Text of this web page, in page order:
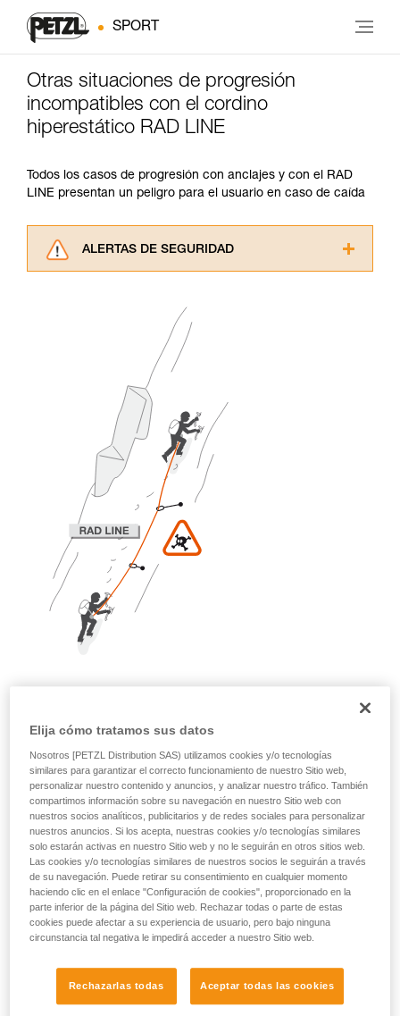
SPORT
Otras situaciones de progresión
incompatibles con el cordino
hiperestático RAD LINE
Todos los casos de progresión con anclajes y con el RAD
LINE presentan un peligro para el usuario en caso de caída
ALERTAS DE SEGURIDAD
consultarlo. Usted debe comprender la
información de la ficha técnica para poder
comprender este complemento informativo.
Dominar estas técnicas requiere una formación
y un entrenamiento específico. Confirme a
través de un profesional su capacidad para
ejecutar estas técnicas, solo y con total
seguridad, antes de ejecutarlas de forma
autónoma.
Damos ejemplos de técnicas relacionadas con
su actividad. Pueden existir otras que no
describimos aquí.
En caso de caída del primero o de caída
del segundo, riesgo de fuerza de choque
demasiado elevada.
Elija cómo tratamos sus datos
Nosotros [PETZL Distribution SAS) utilizamos cookies y/o tecnologías
similares para garantizar el correcto funcionamiento de nuestro Sitio web,
personalizar nuestro contenido y anuncios, y analizar nuestro tráfico. También
compartimos información sobre su navegación en nuestro Sitio web con
nuestros socios analíticos, publicitarios y de redes sociales para personalizar
nuestros anuncios. Si los acepta, nuestras cookies y/o tecnologías similares
solo estarán activas en nuestro Sitio web y no le seguirán en otros sitios web.
Las cookies y/o tecnologías similares de nuestros socios le seguirán a través
de su navegación. Puede retirar su consentimiento en cualquier momento
haciendo clic en el enlace "Configuración de cookies", proporcionado en la
parte inferior de la página del Sitio web. Rechazar todas o parte de estas
cookies puede afectar a su experiencia de usuario, pero bajo ninguna
circunstancia tal negativa le impedirá acceder a nuestro Sitio web.
Rechazarlas todas Aceptar todas las cookies